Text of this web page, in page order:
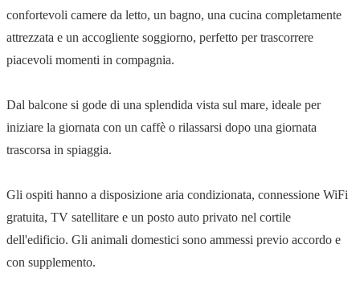
confortevoli camere da letto, un bagno, una cucina completamente
attrezzata e un accogliente soggiorno, perfetto per trascorrere
piacevoli momenti in compagnia.
Dal balcone si gode di una splendida vista sul mare, ideale per
iniziare la giornata con un caffè o rilassarsi dopo una giornata
trascorsa in spiaggia.
Gli ospiti hanno a disposizione aria condizionata, connessione WiFi
gratuita, TV satellitare e un posto auto privato nel cortile
dell'edificio. Gli animali domestici sono ammessi previo accordo e
con supplemento.